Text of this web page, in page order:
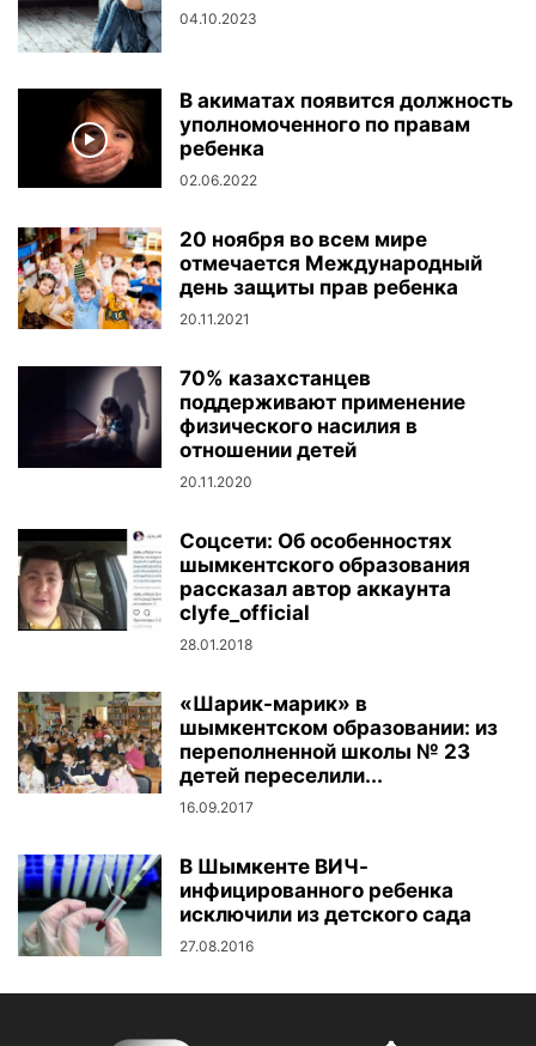
04.10.2023
В акиматах появится должность
уполномоченного по правам
ребенка
02.06.2022
20 ноября во всем мире
отмечается Международный
день защиты прав ребенка
20.11.2021
70% казахстанцев
поддерживают применение
физического насилия в
отношении детей
20.11.2020
Соцсети: Об особенностях
шымкентского образования
рассказал автор аккаунта
clyfe_official
28.01.2018
«Шарик-марик» в
шымкентском образовании: из
переполненной школы № 23
детей переселили...
16.09.2017
В Шымкенте ВИЧ-
инфицированного ребенка
исключили из детского сада
27.08.2016